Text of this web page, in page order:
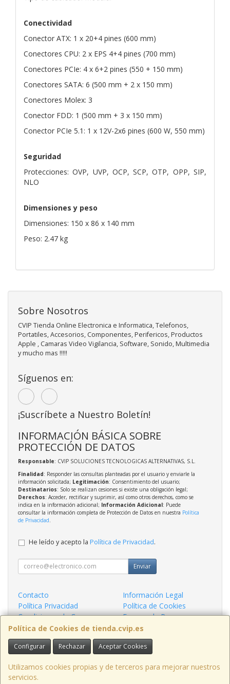
Conectividad
Conector ATX: 1 x 20+4 pines (600 mm)
Conectores CPU: 2 x EPS 4+4 pines (700 mm)
Conectores PCIe: 4 x 6+2 pines (550 + 150 mm)
Conectores SATA: 6 (500 mm + 2 x 150 mm)
Conectores Molex: 3
Conector FDD: 1 (500 mm + 3 x 150 mm)
Conector PCIe 5.1: 1 x 12V-2x6 pines (600 W, 550 mm)
Seguridad
Protecciones: OVP, UVP, OCP, SCP, OTP, OPP, SIP,
NLO
Dimensiones y peso
Dimensiones: 150 x 86 x 140 mm
Peso: 2.47 kg
Política de Cookies de tienda.cvip.es
Configurar Rechazar Aceptar Cookies
Utilizamos cookies propias y de terceros para mejorar nuestros
servicios.
Sobre Nosotros
CVIP Tienda Online Electronica e Informatica, Telefonos,
Portatiles, Accesorios, Componentes, Perifericos, Productos
Apple , Camaras Video Vigilancia, Software, Sonido, Multimedia
y mucho mas !!!!!
Síguenos en:
¡Suscríbete a Nuestro Boletín!
INFORMACIÓN BÁSICA SOBRE
PROTECCIÓN DE DATOS
Responsable: CVIP SOLUCIONES TECNOLOGICAS ALTERNATIVAS, S.L.
Finalidad: Responder las consultas planteadas por el usuario y enviarle la
información solicitada; Legitimación: Consentimiento del usuario;
Destinatarios: Solo se realizan cesiones si existe una obligación legal;
Derechos: Acceder, rectificar y suprimir, así como otros derechos, como se
indica en la información adicional; Información Adicional: Puede
consultar la información completa de Protección de Datos en nuestra Política
de Privacidad
He leído y acepto la Política de Privacidad.
Enviar
Contacto
Información Legal
Política Privacidad
Política de Cookies
Condiciones de Compra
Formas de Pago
¿Quienes Somos?
Contacto
tienda@cvip.es